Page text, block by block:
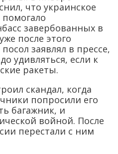
что украинское
завербованных в
после этого
заявлял в прессе,
удивляться, если к
ракеты.
скандал, когда
попросили его
багажник, и
войной. После
перестали с ним